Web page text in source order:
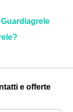
e offerte